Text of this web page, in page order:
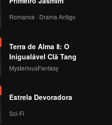
Romance · Drama Antigo
Terra de Alma Ⅱ: O
Inigualável Clã Tang
MysteriousFantasy
Estrela Devoradora
Sci-Fi